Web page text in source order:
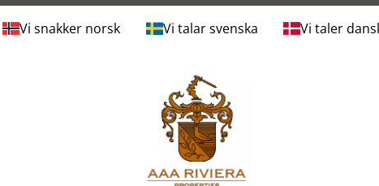
Vi snakker norsk Vi talar svenska Vi taler